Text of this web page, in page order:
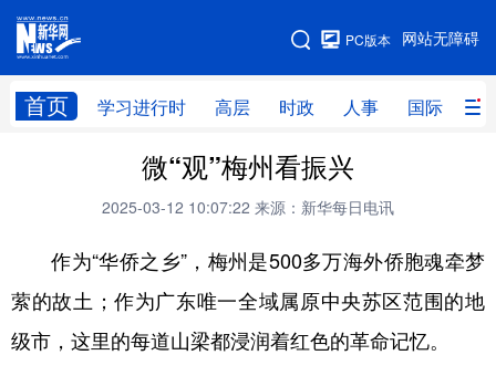
网站无障碍
PC版本
首页 学习进行时 高层 时政 人事 国际 财
网站地图
高层 时政
财经 网评
台湾 思客智库 全球连线 教育
科技 科创 量子 体育
文化 书画 健康 军事
微“观”梅州看振兴
2025-03-12 10:07:22 来源：新华每日电讯
作为“华侨之乡”，梅州是500多万海外侨胞魂牵梦
萦的故土；作为广东唯一全域属原中央苏区范围的地
级市，这里的每道山梁都浸润着红色的革命记忆。